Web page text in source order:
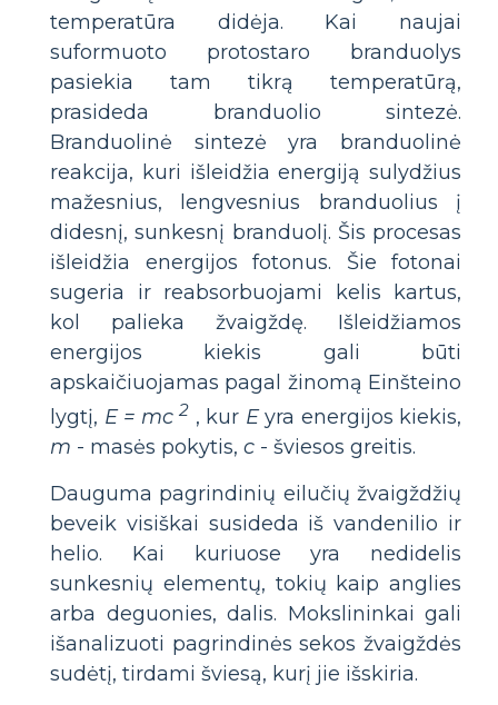
temperatūra didėja. Kai naujai
suformuoto protostaro branduolys
pasiekia tam tikrą temperatūrą,
prasideda branduolio sintezė.
Branduolinė sintezė yra branduolinė
reakcija, kuri išleidžia energiją sulydžius
mažesnius, lengvesnius branduolius į
didesnį, sunkesnį branduolį. Šis procesas
išleidžia energijos fotonus. Šie fotonai
sugeria ir reabsorbuojami kelis kartus,
kol palieka žvaigždę. Išleidžiamos
energijos kiekis gali būti
apskaičiuojamas pagal žinomą Einšteino
lygtį, E = mc 2 , kur Eyra energijos kiekis,
m - masės pokytis, c - šviesos greitis.
Dauguma pagrindinių eilučių žvaigždžių
beveik visiškai susideda iš vandenilio ir
helio. Kai kuriuose yra nedidelis
sunkesnių elementų, tokių kaip anglies
arba deguonies, dalis. Mokslininkai gali
išanalizuoti pagrindinės sekos žvaigždės
sudėtį, tirdami šviesą, kurį jie išskiria.